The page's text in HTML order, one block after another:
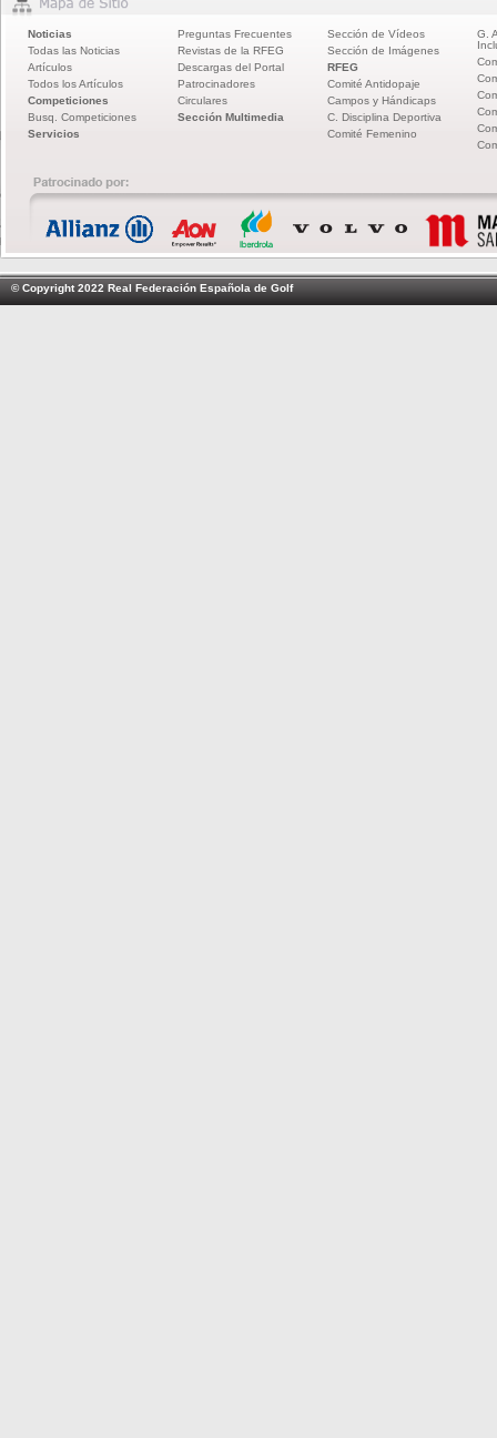
Noticias
Todas las Noticias
Artículos
Todos los Artículos
Competiciones
Busq. Competiciones
Servicios
Preguntas Frecuentes
Revistas de la RFEG
Descargas del Portal
Patrocinadores
Circulares
Sección Multimedia
Sección de Vídeos
Sección de Imágenes
RFEG
Comité Antidopaje
Campos y Hándicaps
C. Disciplina Deportiva
Comité Femenino
G.
© Copyright 2022 Real Federación Española de Golf